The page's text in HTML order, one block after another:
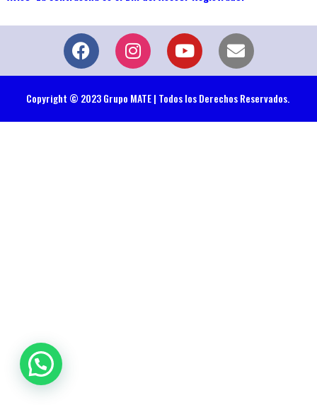
Copyright © 2023 Grupo MATE | Todos los Derechos Reservados.